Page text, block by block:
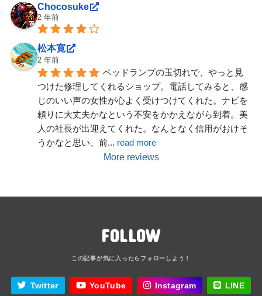
Chocosuke
2 年前
松本寛
2 年前
ベッドランプの玉切れで、やっと見
つけた修理してくれるショップ。電話してみると、感
じのいい声の女性が心よく受けつけてくれた。ナビを
頼りに大丈夫かなという不安をかかえながら到着。美
人の社長が出迎えてくれた。なんとなく信用がおけそ
うかなと思い、前... read more
More reviews
FOLLOW
Twitter YouTube Instagram LINE